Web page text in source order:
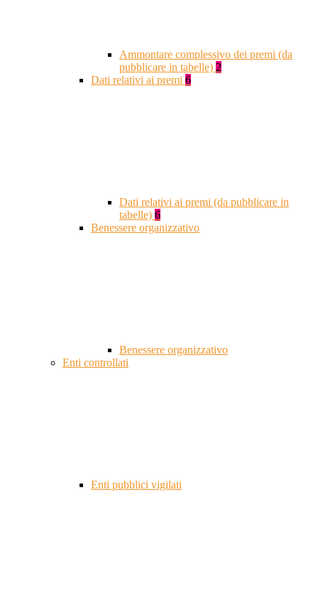
Ammontare complessivo dei premi (da
pubblicare in tabelle) 2
Dati relativi ai premi 6
Dati relativi ai premi (da pubblicare in
tabelle) 6
Benessere organizzativo
Benessere organizzativo
Enti controllati
Enti pubblici vigilati